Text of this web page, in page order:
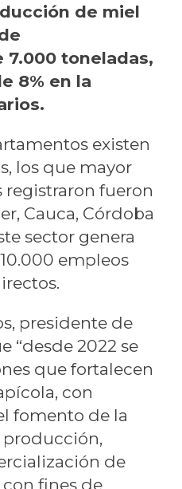
de miel
toneladas,
8% en la
existen
los que mayor
fueron
Cauca, Córdoba
sector genera
empleos
presidente de
“desde 2022 se
que fortalecen
con
fomento de la
de
fines de